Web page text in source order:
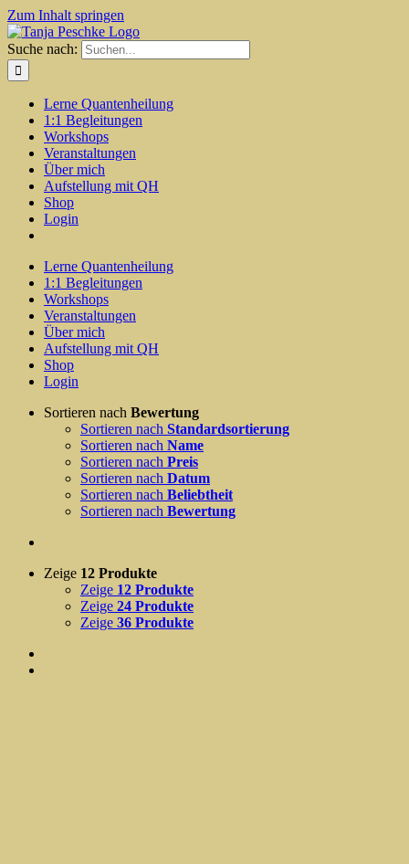
Zum Inhalt springen
Suche nach:
Lerne Quantenheilung
1:1 Begleitungen
Workshops
Veranstaltungen
Über mich
Aufstellung mit QH
Shop
Login
Lerne Quantenheilung
1:1 Begleitungen
Workshops
Veranstaltungen
Über mich
Aufstellung mit QH
Shop
Login
Sortieren nach Bewertung
Sortieren nach Standardsortierung
Sortieren nach Name
Sortieren nach Preis
Sortieren nach Datum
Sortieren nach Beliebtheit
Sortieren nach Bewertung
Zeige 12 Produkte
Zeige 12 Produkte
Zeige 24 Produkte
Zeige 36 Produkte